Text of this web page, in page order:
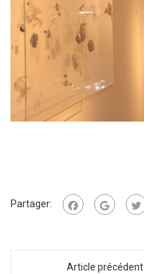
Partager:
Article précédent